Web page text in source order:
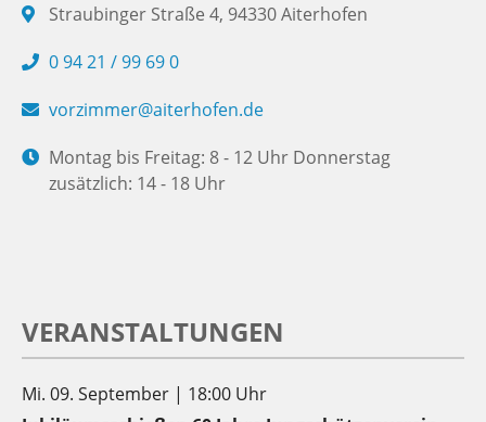
Straubinger Straße 4, 94330 Aiterhofen
0 94 21 / 99 69 0
vorzimmer@aiterhofen.de
Montag bis Freitag: 8 - 12 Uhr Donnerstag
zusätzlich: 14 - 18 Uhr
VERANSTALTUNGEN
Mi. 09. September | 18:00 Uhr